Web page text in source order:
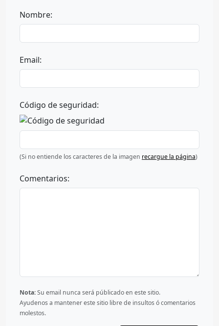
Nombre:
Email:
Código de seguridad:
(Si no entiende los caracteres de la imagen recargue la página)
Comentarios:
Nota:Su email nunca será públicado en este sitio.
Ayudenos a mantener este sitio libre de insultos ó comentarios
molestos.